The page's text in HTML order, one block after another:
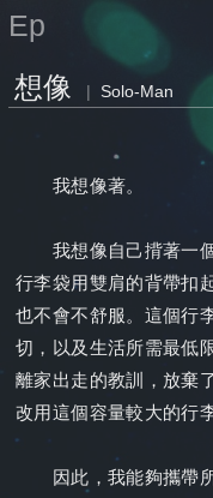
Ep
想像 | Solo-Man
我想像著。
我想像自己揹著一個
行李袋用雙肩的背帶扣
也不會不舒服。這個行
切，以及生活所需最低
離家出走的教訓，放棄
改用這個容量較大的行
因此，我能夠攜帶所